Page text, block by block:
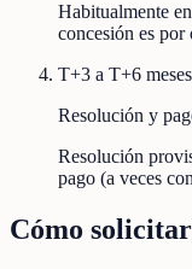
Habitualmente
concesión es por
T+3 a T+6 meses
Resolución y
Resolución
pago (a veces
Cómo